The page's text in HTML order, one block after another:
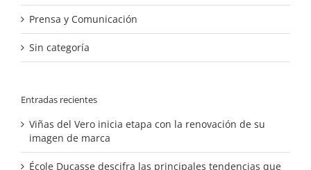
Prensa y Comunicación
Sin categoría
Entradas recientes
Viñas del Vero inicia etapa con la renovación de su
imagen de marca
École Ducasse descifra las principales tendencias que